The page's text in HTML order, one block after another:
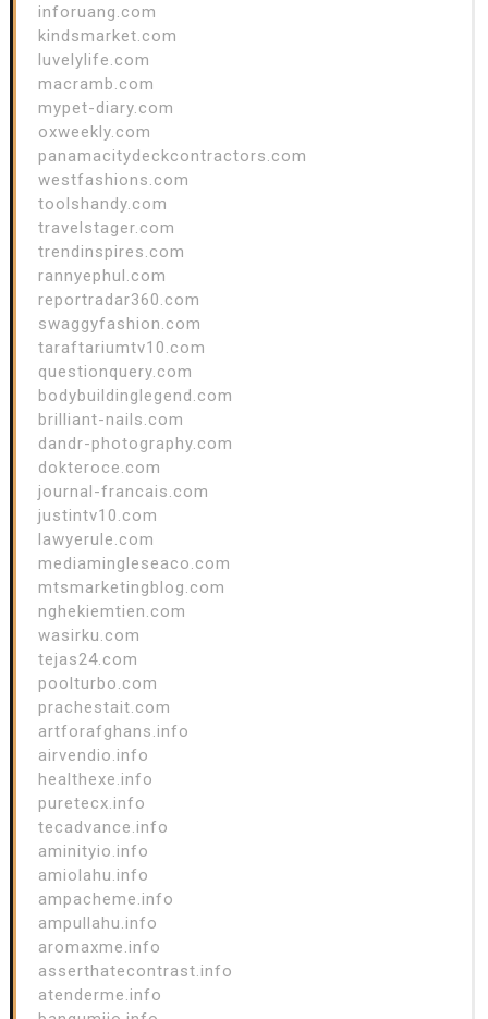
inforuang.com
kindsmarket.com
luvelylife.com
macramb.com
mypet-diary.com
oxweekly.com
panamacitydeckcontractors.com
westfashions.com
toolshandy.com
travelstager.com
trendinspires.com
rannyephul.com
reportradar360.com
swaggyfashion.com
taraftariumtv10.com
questionquery.com
bodybuildinglegend.com
brilliant-nails.com
dandr-photography.com
dokteroce.com
journal-francais.com
justintv10.com
lawyerule.com
mediamingleseaco.com
mtsmarketingblog.com
nghekiemtien.com
wasirku.com
tejas24.com
poolturbo.com
prachestait.com
artforafghans.info
airvendio.info
healthexe.info
puretecx.info
tecadvance.info
aminityio.info
amiolahu.info
ampacheme.info
ampullahu.info
aromaxme.info
asserthatecontrast.info
atenderme.info